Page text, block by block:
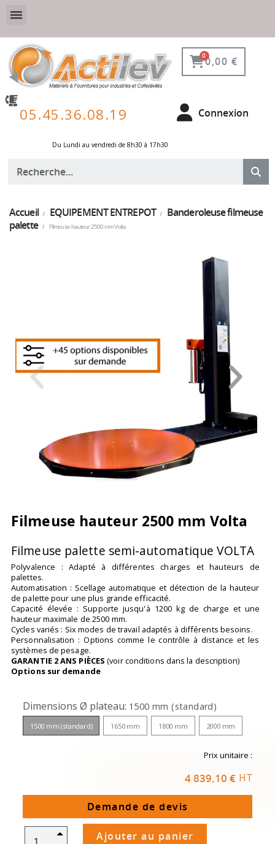
0,00 €
05.45.36.08.19 Connexion
Du Lundi au vendredi de 8h30 à 17h30 ​
Accueil EQUIPEMENT ENTREPOT
Banderoleuse filmeuse
palette
Filmeuse hauteur 2500 mm Volta
Filmeuse hauteur 2500 mm Volta
Filmeuse palette semi-automatique VOLTA
Polyvalence : Adapté à différentes charges et hauteurs de
palettes.
Automatisation : Scellage automatique et détection de la hauteur
de palette pour une plus grande efficacité.
Capacité élevée : Supporte jusqu'à 1200 kg de charge et une
hauteur maximale de 2500 mm.
Cycles variés : Six modes de travail adaptés à différents besoins.
Personnalisation : Options comme le contrôle à distance et les
systèmes de pesage.
GARANTIE 2 ANS PIÈCES(voir conditions dans la description)
Options sur demande
Dimensions Ø plateau 1500 mm (standard)
1500 mm (standard) 1650 mm 1800 mm 2000 mm
Prix unitaire :
4 839,10 € HT
Demande de devis
Ajouter au panier